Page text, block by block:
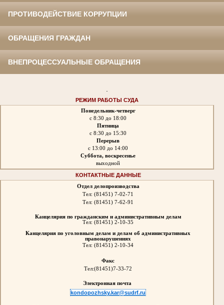
ПРОТИВОДЕЙСТВИЕ КОРРУПЦИИ
ОБРАЩЕНИЯ ГРАЖДАН
ВНЕПРОЦЕССУАЛЬНЫЕ ОБРАЩЕНИЯ
.
РЕЖИМ РАБОТЫ СУДА
Понедельник-четверг
с 8:30 до 18:00
Пятница
с 8:30 до 15:30
Перерыв
с 13:00 до 14:00
Суббота, воскресенье
выходной
КОНТАКТНЫЕ ДАННЫЕ
Отдел делопроизводства
Тел: (81451) 7-02-71
Тел: (81451) 7-62-91
Канцелярия по гражданским и административным делам
Тел: (81451) 2-10-35
Канцелярия по уголовным делам и делам об административных
правонарушениях
Тел: (81451) 2-10-34
Факс
Тел:(81451)7-33-72
Электронная почта
kondopozhsky.kar@sudrf.ru